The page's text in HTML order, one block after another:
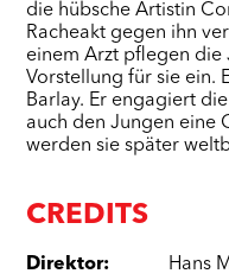
die hübsche Artistin
Racheakt gegen ihn
einem Arzt pflegen die
Vorstellung für sie ein.
Barlay. Er engagiert
auch den Jungen eine
werden sie später
CREDITS
Direktor: Hans